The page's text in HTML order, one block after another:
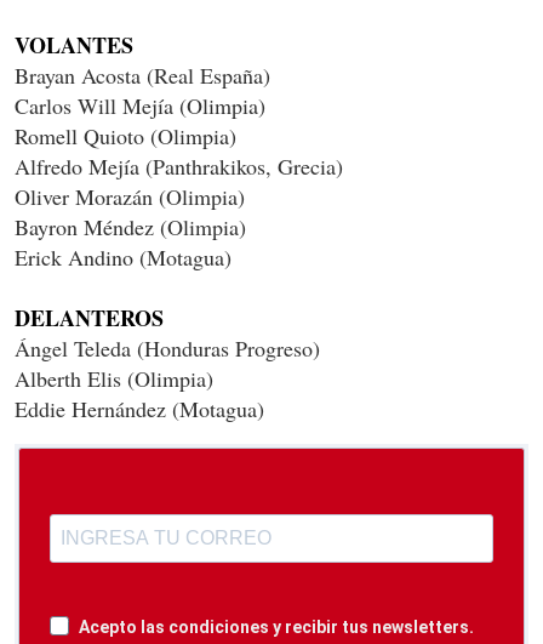
VOLANTES
Brayan Acosta (Real España)
Carlos Will Mejía (Olimpia)
Romell Quioto (Olimpia)
Alfredo Mejía (Panthrakikos, Grecia)
Oliver Morazán (Olimpia)
Bayron Méndez (Olimpia)
Erick Andino (Motagua)
DELANTEROS
Ángel Teleda (Honduras Progreso)
Alberth Elis (Olimpia)
Eddie Hernández (Motagua)
Acepto las condiciones y recibir tus newsletters.